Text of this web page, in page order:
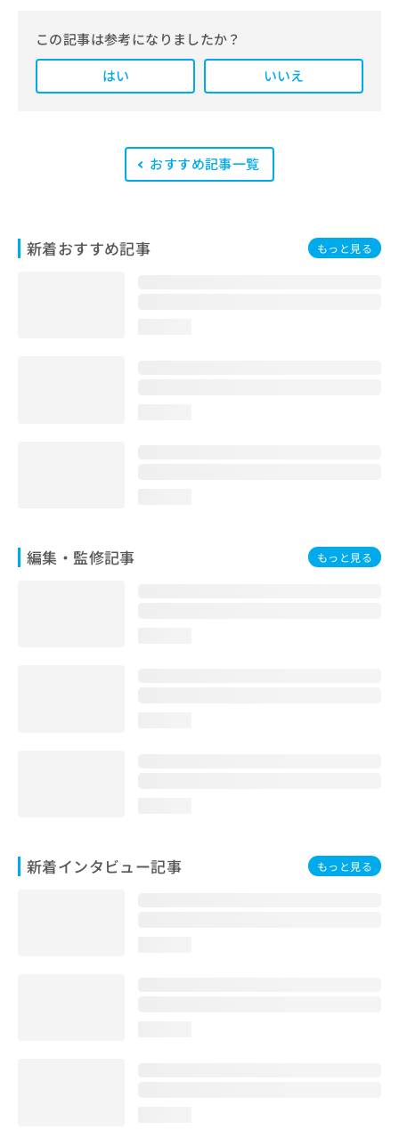
また、医療広告ガイドラインに準拠し
た編集体制を整えており、編集部内に
は、一般社団法人薬機法医療法規格協
います。
この記事は参考になりましたか？
はい
いいえ
おすすめ記事一覧
新着おすすめ記事 もっと見る
編集・監修記事 もっと見る
新着インタビュー記事 もっと見る